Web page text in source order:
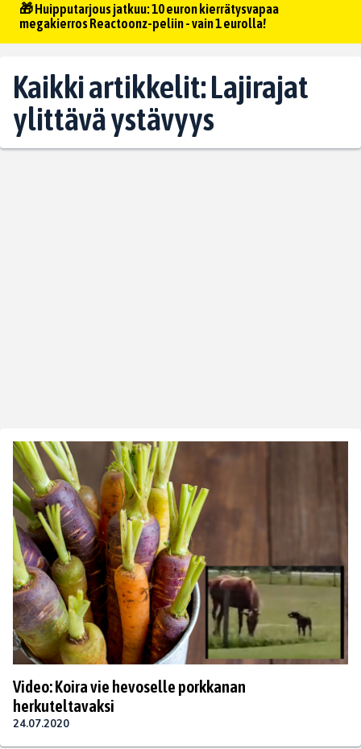
🎁 Huipputarjous jatkuu: 10 euron kierrätysvapaa
megakierros Reactoonz-peliin - vain 1 eurolla!
Kaikki artikkelit: Lajirajat
ylittävä ystävyys
Video: Koira vie hevoselle porkkanan
herkuteltavaksi
24.07.2020